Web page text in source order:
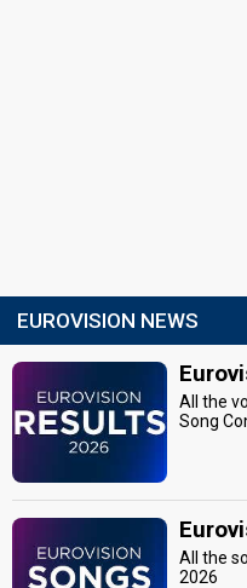
EUROVISION NEWS
All the
Song
All the
2026